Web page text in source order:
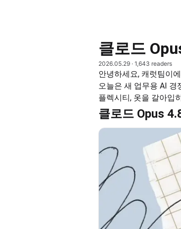
클로드
2026.05.29 · 1,643 readers
안녕하세요, 캐럿팀이
오늘은 새 업무용 AI 경
플렉시티, 옷을 갈아입
클로드 Opus